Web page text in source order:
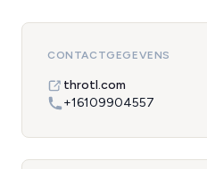
CONTACTGEGEVENS
throtl.com
+16109904557